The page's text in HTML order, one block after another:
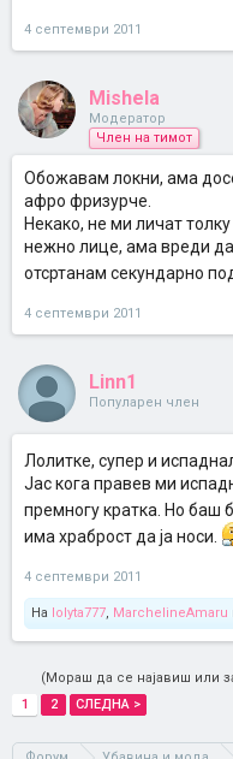
4 септември 2011
Mishela
Модератор
Член на тимот
Обожавам локни, ама
афро фризурче.
Некако, не ми личат
нежно лице, ама вреди да
отсртанам секундарно
4 септември 2011
Linn1
Популарен член
Лолитке, супер и
Јас кога правев ми
премногу кратка. Но баш
има храброст да ја носи.
4 септември 2011
На lolyta777, MarchelineAmaru
(Мораш да се најавиш или
1
2 СЛЕДНА >